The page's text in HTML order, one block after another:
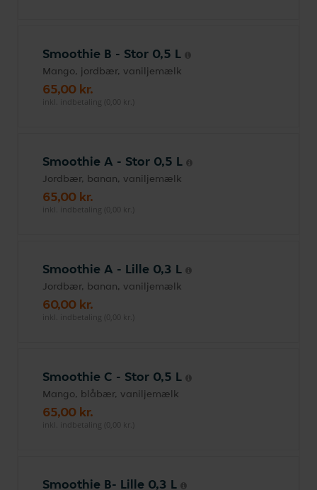
Smoothie B - Stor 0,5 L
Mango, jordbær, vaniljemælk
65,00 kr.
inkl. indbetaling (0,00 kr.)
Smoothie A - Stor 0,5 L
Jordbær, banan, vaniljemælk
65,00 kr.
inkl. indbetaling (0,00 kr.)
Smoothie A - Lille 0,3 L
Jordbær, banan, vaniljemælk
60,00 kr.
inkl. indbetaling (0,00 kr.)
Smoothie C - Stor 0,5 L
Mango, blåbær, vaniljemælk
65,00 kr.
inkl. indbetaling (0,00 kr.)
Smoothie B- Lille 0,3 L